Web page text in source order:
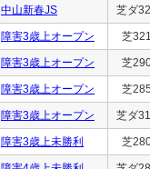
中山新春JS 芝ダ
障害3歳上オープン 芝
障害3歳上オープン 芝
障害3歳上オープン 芝
障害3歳上オープン 芝ダ
障害3歳上未勝利 芝